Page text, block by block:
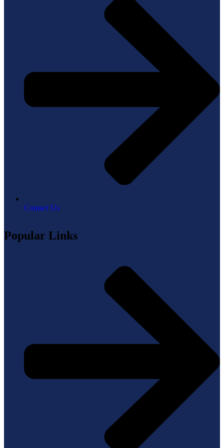
Contact Us
Popular Links